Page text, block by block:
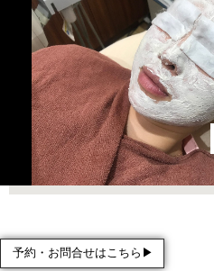
予約・お問合せはこちら▶︎